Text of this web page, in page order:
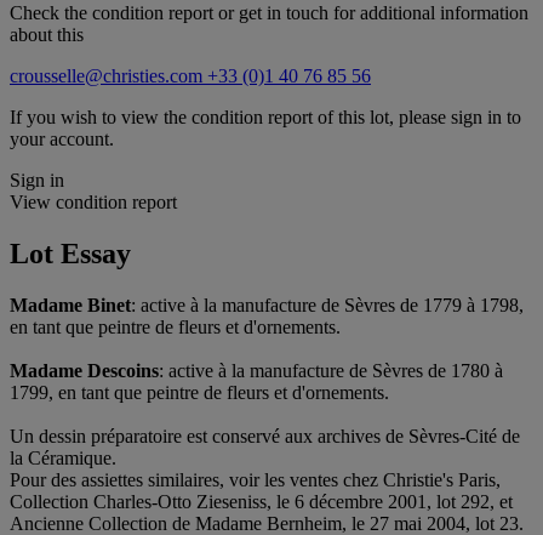
Check the condition report or get in touch for additional information
about this
crousselle@christies.com +33 (0)1 40 76 85 56
If you wish to view the condition report of this lot, please sign in to
your account.
Sign in
View condition report
Lot Essay
Madame Binet: active à la manufacture de Sèvres de 1779 à 1798,
en tant que peintre de fleurs et d'ornements.
Madame Descoins: active à la manufacture de Sèvres de 1780 à
1799, en tant que peintre de fleurs et d'ornements.
Un dessin préparatoire est conservé aux archives de Sèvres-Cité de
la Céramique.
Pour des assiettes similaires, voir les ventes chez Christie's Paris,
Collection Charles-Otto Zieseniss, le 6 décembre 2001, lot 292, et
Ancienne Collection de Madame Bernheim, le 27 mai 2004, lot 23.